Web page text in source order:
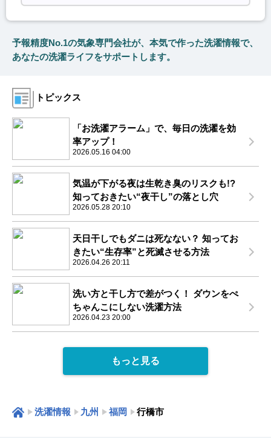
予報精度No.1の気象専門会社が、本気で作った洗濯情報で、
あなたの洗濯ライフをサポートします。
トピックス
「お洗濯アラーム」で、毎日の洗濯を効
率アップ！
2026.05.16 04:00
気温が下がる夜は生乾き臭のリスクも!?
知っておきたい“夜干し”の落とし穴
2026.05.28 20:10
天日干しでもダニは死なない？ 知ってお
きたい“生存率”と死滅させる方法
2026.04.26 20:11
洗い方と干し方で差がつく！ ダウンをぺ
ちゃんこにしない洗濯方法
2026.04.23 20:00
もっと見る
洗濯情報 九州 福岡 行橋市